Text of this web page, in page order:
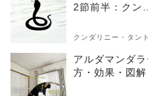
2節前半：クン…
クンダリニー・タ
アルダマンダ
方・効果・図解